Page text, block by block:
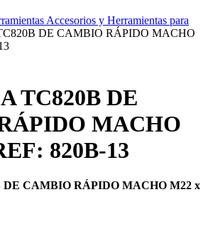
Accesorios y Herramientas para
DE CAMBIO RÁPIDO MACHO
TC820B DE
MACHO
820B-13
CAMBIO RÁPIDO MACHO M22 x